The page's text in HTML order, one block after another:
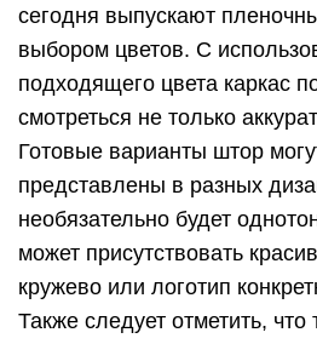
сегодня выпускают
выбором цветов. С
подходящего цвета каркас
смотреться не только
Готовые варианты штор
представлены в разных
необязательно будет
может присутствовать
кружево или логотип
Также следует отметить,